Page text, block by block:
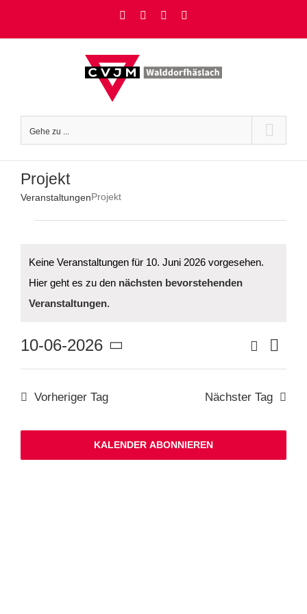
FacebookInstagramYouTube
Gehe zu ...
Projekt
VeranstaltungenProjekt
Juni
2026
Hinweis
Keine Veranstaltungen für 10. Juni 2026 vorgesehen.
Hier geht es zu den nächsten bevorstehenden
Veranstaltungen.
und
Navigation
Suche
Tag
10-06-2026
Datum
Vorheriger Tag Nächster Tag
KALENDER ABONNIEREN